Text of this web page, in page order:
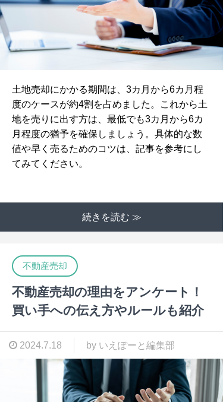
土地売却にかかる期間は、3カ月から6カ月程
度のケースが約4割を占めました。これから土
地を売りに出す方は、最低でも3カ月から6カ
月程度の猶予を確保しましょう。具体的な数
値や早く売るためのコツは、記事を参考にし
てみてください。
続きを読む ≫
不動産売却
不動産売却の理由をアンケート！
買い手への伝え方やルールも紹介
2024.7.18 by いえぽーと編集部